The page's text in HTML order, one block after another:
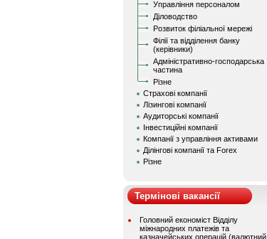
Управління персоналом
Діловодство
Розвиток філіальної мережі
Філії та відділення банку
(керівники)
Адміністративно-господарська
частина
Різне
Страхові компанії
Лізингові компанії
Аудиторські компанії
Інвестиційні компанії
Компанії з управління активами
Ділінгові компанії та Forex
Різне
Термінові вакансії
Головний економіст Відділу
міжнародних платежів та
казначейських операцій (валютний